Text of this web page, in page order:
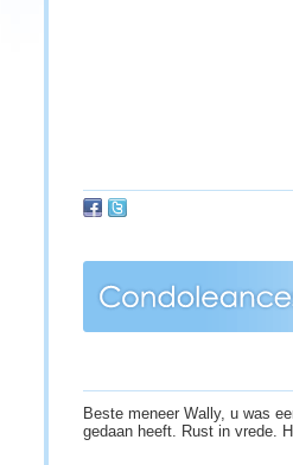
Beste meneer Wally, u was
gedaan heeft. Rust in vrede.